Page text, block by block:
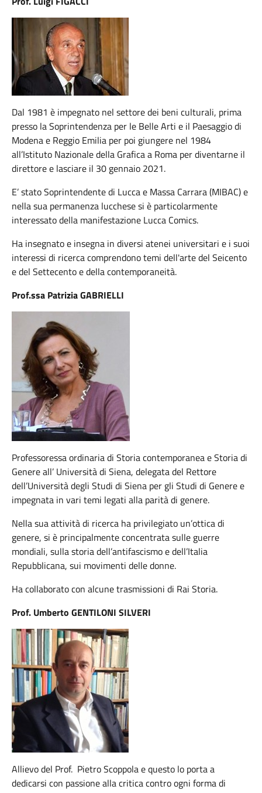
Dal 1981 è impegnato nel settore dei beni culturali, prima
presso la Soprintendenza per le Belle Arti e il Paesaggio di
Modena e Reggio Emilia per poi giungere nel 1984
all’Istituto Nazionale della Grafica a Roma per diventarne il
direttore e lasciare il 30 gennaio 2021.
E’ stato Soprintendente di Lucca e Massa Carrara (MIBAC) e
nella sua permanenza lucchese si è particolarmente
interessato della manifestazione Lucca Comics.
Ha insegnato e insegna in diversi atenei universitari e i suoi
interessi di ricerca comprendono temi dell'arte del Seicento
e del Settecento e della contemporaneità.
Prof.ssa Patrizia GABRIELLI
Professoressa ordinaria di Storia contemporanea e Storia di
Genere all’ Università di Siena, delegata del Rettore
dell’Università degli Studi di Siena per gli Studi di Genere e
impegnata in vari temi legati alla parità di genere.
Nella sua attività di ricerca ha privilegiato un’ottica di
genere, si è principalmente concentrata sulle guerre
mondiali, sulla storia dell’antifascismo e dell’Italia
Repubblicana, sui movimenti delle donne.
Ha collaborato con alcune trasmissioni di Rai Storia.
Prof. Umberto GENTILONI SILVERI
Allievo del Prof. Pietro Scoppola e questo lo porta a
dedicarsi con passione alla critica contro ogni forma di